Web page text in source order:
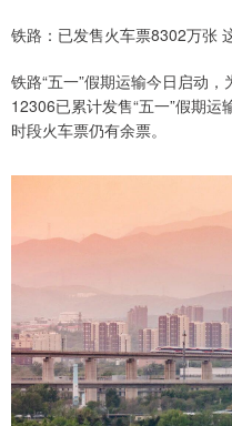
铁路：已发售火车票8302万张
铁路“五一”假期运输今日启动
12306已累计发售“五一”假期
时段火车票仍有余票。